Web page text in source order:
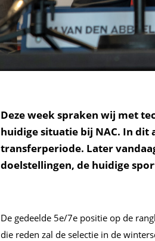
Deze week spraken wij met
huidige situatie bij NAC. In
transferperiode. Later
doelstellingen, de huidige
De gedeelde 5e/7e positie op de
die reden zal de selectie in de